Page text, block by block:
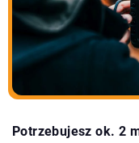
Potrzebujesz ok. 2